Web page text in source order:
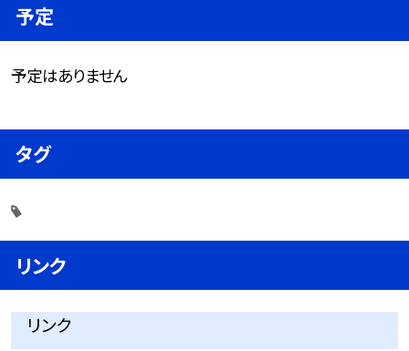
予定
予定はありません
タグ
リンク
リンク